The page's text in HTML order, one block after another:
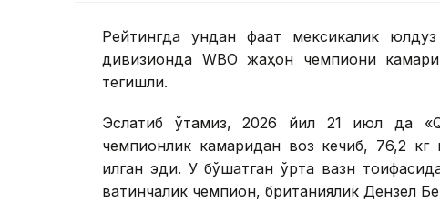
Рейтингда ундан фақат мексикалик
дивизионда WBО жаҳон чемпиони
тегишли.
Эслатиб ўтамиз, 2026 йил 21 июл да
чемпионлик камаридан воз кечиб, 76,2 кг
қилган эди. У бўшатган ўрта вазн
вақтинчалик чемпион, британиялик Дензел